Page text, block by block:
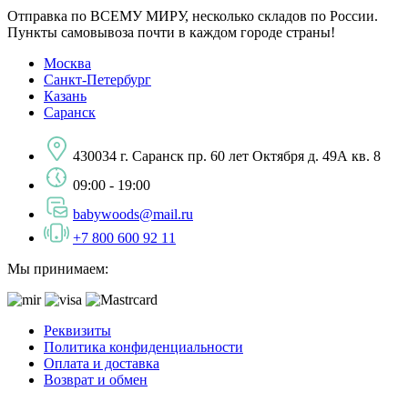
Отправка по ВСЕМУ МИРУ, несколько складов по России.
Пункты самовывоза почти в каждом городе страны!
Москва
Санкт-Петербург
Казань
Саранск
430034 г. Саранск пр. 60 лет Октября д. 49А кв. 8
09:00 - 19:00
babywoods@mail.ru
+7 800 600 92 11
Мы принимаем:
Реквизиты
Политика конфиденциальности
Оплата и доставка
Возврат и обмен